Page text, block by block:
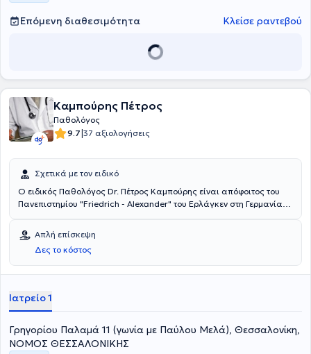
Πανευρωπαϊκής Διαβητολογικής Εταιρείας.
Επόμενη διαθεσιμότητα Κλείσε ραντεβού
Καμπούρης Πέτρος
Παθολόγος
9.7|37 αξιολογήσεις
Σχετικά με τον ειδικό
Ο ειδικός Παθολόγος Dr. Πέτρος Καμπούρης είναι απόφοιτος του
Πανεπιστημίου "Friedrich - Alexander" του Ερλάγκεν στη Γερμανία
Πανεπιστημίου. Εξειδικεύτηκε στην Ειδική Παθολογία στο
Νοσοκομείο "Klinikum Bremen-Ost" στην Βρέμη. Εργάστηκε στο
νοσοκομείο "Deegenberg Klinik" του Bad Kissingen και στο Κέντρο
Αποκατάστασης "Reha Klinik Bad Aibling" στην Βαυαρία. Ο Dr.
Παχυσαρκίας και αναλαμβάνει περιστατικά που άπτονται όλου του
φάσματος της παθολογίας και της διαβητολογίας.
Απλή επίσκεψη
Δες το κόστος
Ιατρείο 1
Γρηγορίου Παλαμά 11 (γωνία με Παύλου Μελά), Θεσσαλονίκη,
ΝΟΜΟΣ ΘΕΣΣΑΛΟΝΙΚΗΣ